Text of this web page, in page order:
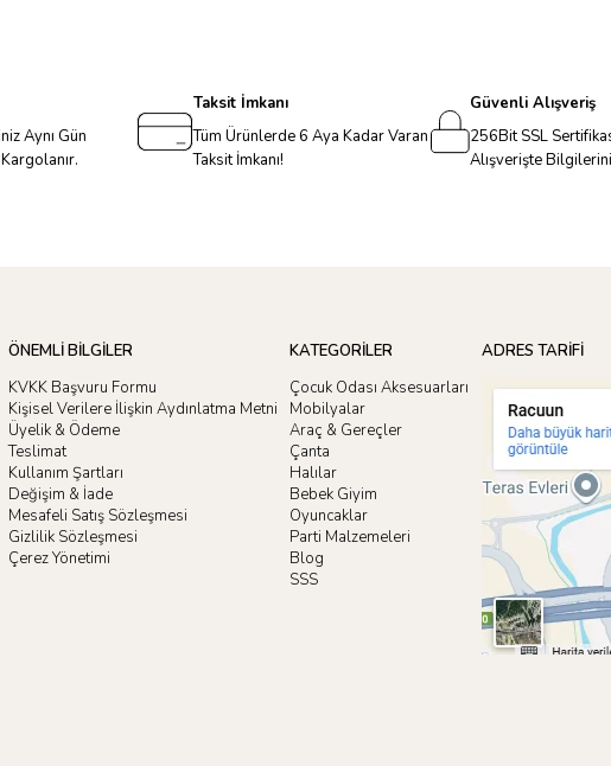
Aynı Gün
Taksit İmkanı
Tüm Ürünlerde 6 Aya Kadar Varan
Taksit İmkanı!
Güvenli Alışveriş
256Bit SSL
Alışverişte
ÖNEMLİ BİLGİLER
KVKK Başvuru Formu
Kişisel Verilere İlişkin Aydınlatma Metni
Üyelik & Ödeme
Teslimat
Kullanım Şartları
Değişim & İade
Mesafeli Satış Sözleşmesi
Gizlilik Sözleşmesi
Çerez Yönetimi
KATEGORİLER
Çocuk Odası Aksesuarları
Mobilyalar
Araç & Gereçler
Çanta
Halılar
Bebek Giyim
Oyuncaklar
Parti Malzemeleri
Blog
SSS
ADRES TARİFİ